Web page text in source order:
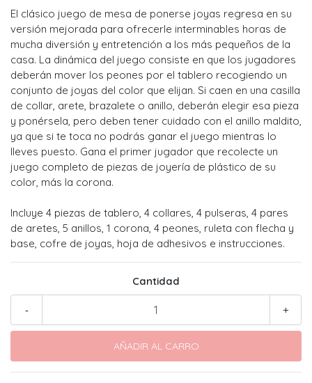
El clásico juego de mesa de ponerse joyas regresa en su
versión mejorada para ofrecerle interminables horas de
mucha diversión y entretención a los más pequeños de la
casa. La dinámica del juego consiste en que los jugadores
deberán mover los peones por el tablero recogiendo un
conjunto de joyas del color que elijan. Si caen en una casilla
de collar, arete, brazalete o anillo, deberán elegir esa pieza
y ponérsela, pero deben tener cuidado con el anillo maldito,
ya que si te toca no podrás ganar el juego mientras lo
lleves puesto. Gana el primer jugador que recolecte un
juego completo de piezas de joyería de plástico de su
color, más la corona.
Incluye 4 piezas de tablero, 4 collares, 4 pulseras, 4 pares
de aretes, 5 anillos, 1 corona, 4 peones, ruleta con flecha y
base, cofre de joyas, hoja de adhesivos e instrucciones.
Cantidad
+
-